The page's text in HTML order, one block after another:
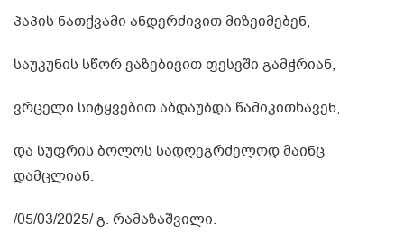
პაპის ნათქვამი ანდერძივით მიზეიმებენ,
საუკუნის სწორ ვაზებივით ფესვში გამჭრიან,
ვრცელი სიტყვებით აბდაუბდა წამიკითხავენ,
და სუფრის ბოლოს სადღეგრძელოდ მაინც
დამცლიან.
/05/03/2025/ გ. რამაზაშვილი.